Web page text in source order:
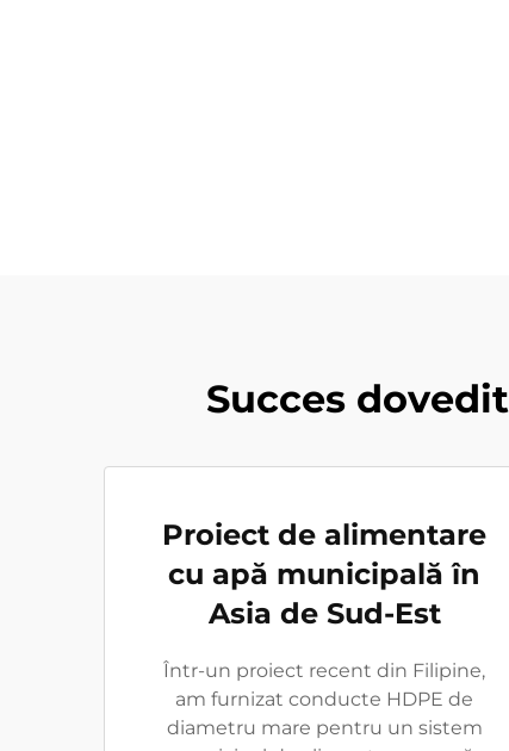
Succes
Proiect de alimentare
cu apă municipală în
Asia de Sud-Est
Într-un proiect recent din Filipine,
am furnizat conducte HDPE de
diametru mare pentru un sistem